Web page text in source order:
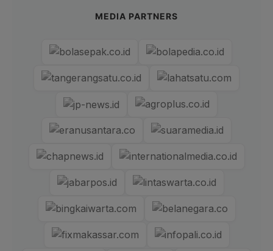
MEDIA PARTNERS